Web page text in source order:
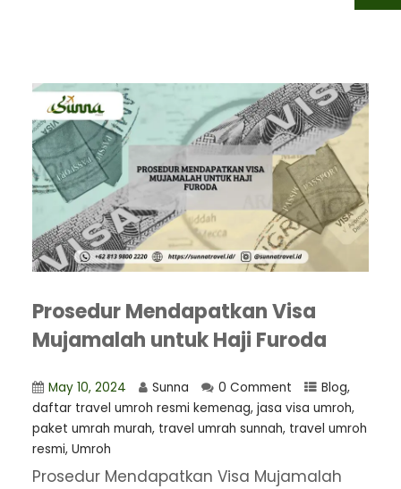
Prosedur Mendapatkan Visa
Mujamalah untuk Haji Furoda
May 10, 2024 Sunna 0 Comment Blog,
daftar travel umroh resmi kemenag, jasa visa umroh,
paket umrah murah, travel umrah sunnah, travel umroh
resmi, Umroh
Prosedur Mendapatkan Visa Mujamalah